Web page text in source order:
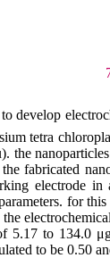
develop
tetra
the
fabricated
electrode
for
5.17 to 134.0
to be 0.50